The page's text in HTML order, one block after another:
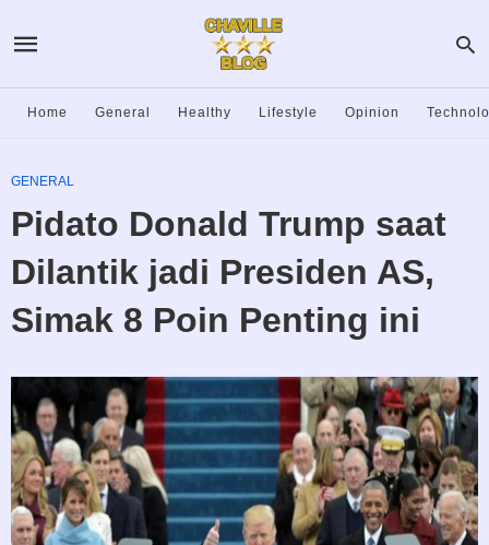
Home General Healthy Lifestyle Opinion
GENERAL
Pidato Donald Trump saat
Dilantik jadi Presiden AS,
Simak 8 Poin Penting ini